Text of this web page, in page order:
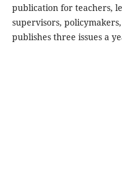
publication for teachers,
supervisors,
publishes three issues a